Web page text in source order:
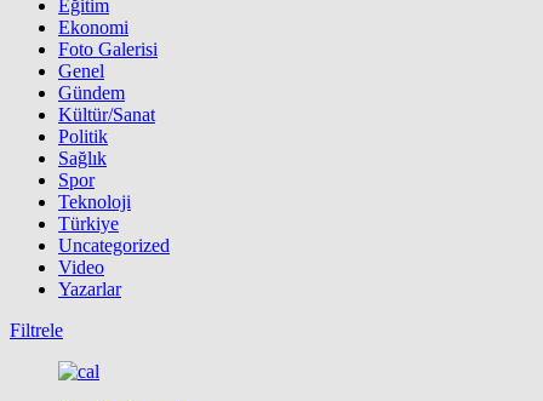
Eğitim
Ekonomi
Foto Galerisi
Genel
Gündem
Kültür/Sanat
Politik
Sağlık
Spor
Teknoloji
Türkiye
Uncategorized
Video
Yazarlar
Filtrele